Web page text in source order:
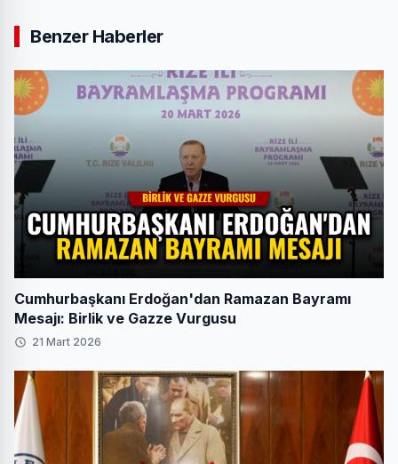
Benzer Haberler
Cumhurbaşkanı Erdoğan'dan Ramazan Bayramı
Mesajı: Birlik ve Gazze Vurgusu
21 Mart 2026